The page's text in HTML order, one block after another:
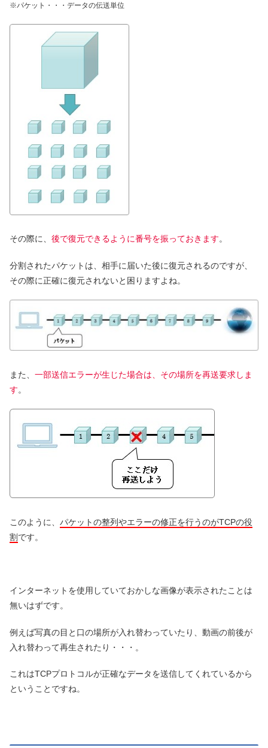
※パケット・・・データの伝送単位
その際に、 後で復元できるように番号を振っておきます。
分割されたパケットは、相手に届いた後に復元されるのですが、
その際に正確に復元されないと困りますよね。
また、 一部送信エラーが生じた場合は、その場所を再送要求しま
す。
このように、 パケットの整列やエラーの修正を行うのがTCPの役
割 です。
インターネットを使用していておかしな画像が表示されたことは
無いはずです。
例えば写真の目と口の場所が入れ替わっていたり、動画の前後が
入れ替わって再生されたり・・・。
これはTCPプロトコルが正確なデータを送信してくれているから
ということですね。